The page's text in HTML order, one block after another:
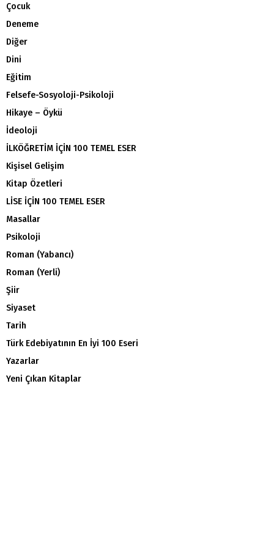
Çocuk
Deneme
Diğer
Dini
Eğitim
Felsefe-Sosyoloji-Psikoloji
Hikaye – Öykü
İdeoloji
İLKÖĞRETİM İÇİN 100 TEMEL ESER
Kişisel Gelişim
Kitap Özetleri
LİSE İÇİN 100 TEMEL ESER
Masallar
Psikoloji
Roman (Yabancı)
Roman (Yerli)
Şiir
Siyaset
Tarih
Türk Edebiyatının En İyi 100 Eseri
Yazarlar
Yeni Çıkan Kitaplar